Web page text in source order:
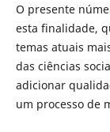
O presente
esta finalidade,
temas atuais
das ciências
adicionar
um processo de